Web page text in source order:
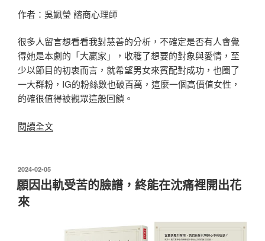
尹
情
的
坦
率
跟
敢〉
作者：吳姵瑩 諮商心理師
很多人留言想看看我對慧善的分析，不確定是否有人會覺
得她是本劇的「大贏家」，收穫了想要的對象與愛情，至
少以節目的初衷而言，就希望男女來賓配對成功，也圈了
一大群粉，IG的粉絲數也破百萬，這麼一個高價值女性，
的確很值得被觀眾這般回饋。
閱讀全文〈從
地
發
佈
於
2024-02-05
願因出軌受苦的臉譜，終能在沈痛裡開出花
來